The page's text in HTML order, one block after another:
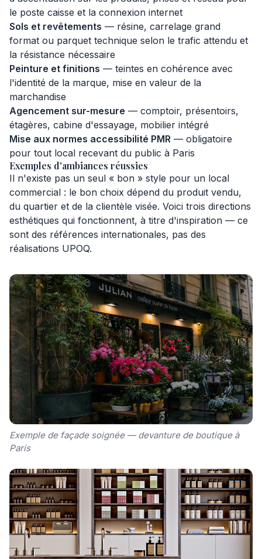
le poste caisse et la connexion internet
Sols et revêtements — résine, carrelage grand
format ou parquet technique selon le trafic attendu et
la résistance nécessaire
Peinture et finitions — teintes en cohérence avec
l'identité de la marque, mise en valeur de la
marchandise
Agencement sur-mesure — comptoir, présentoirs,
étagères, cabine d'essayage, mobilier intégré
Mise aux normes accessibilité PMR — obligatoire
pour tout local recevant du public à Paris
Exemples d'ambiances réussies
Il n'existe pas un seul « bon » style pour un local
commercial : le bon choix dépend du produit vendu,
du quartier et de la clientèle visée. Voici trois directions
esthétiques qui fonctionnent, à titre d'inspiration — ce
sont des références internationales, pas des
réalisations UPOQ.
Exemple de façade soignée — devanture de boutique à
Paris